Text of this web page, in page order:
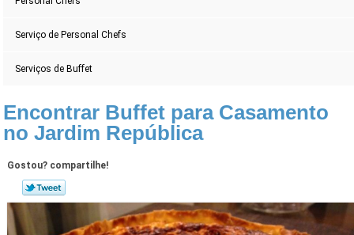
Serviço de Personal Chefs
Serviços de Buffet
Encontrar Buffet para Casamento
no Jardim República
Gostou? compartilhe!